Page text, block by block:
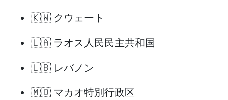
🇰🇼 クウェート
🇱🇦 ラオス人民民主共和国
🇱🇧 レバノン
🇲🇴 マカオ特別行政区